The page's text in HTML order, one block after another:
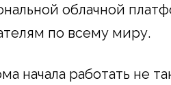
облачной
по всему миру.
начала работать не